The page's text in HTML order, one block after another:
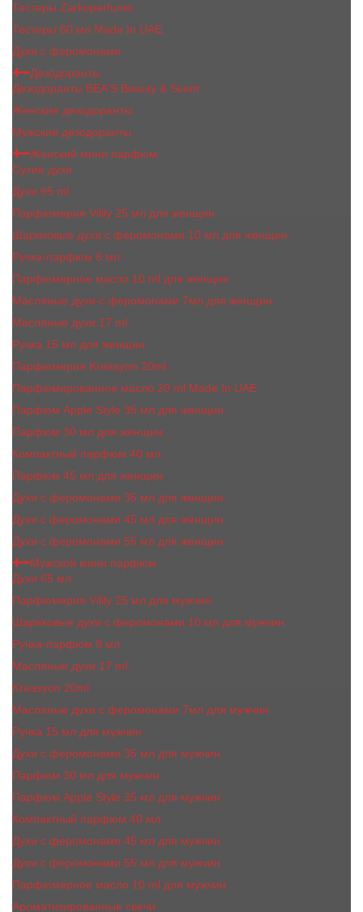
Тестеры Zarkoperfume
Тестеры 60 мл Made In UAE
Духи с феромонами
Дезодоранты
Дезодоранты BEA'S Beauty & Scent
Женские дезодоранты
Мужские дезодоранты
Женский мини парфюм
Сухие духи
Духи 65 ml
Парфюмерия Vilily 25 мл для женщин
Шариковые духи с феромонами 10 мл для женщин
Ручка-парфюм 8 мл
Парфюмерное масло 10 ml для женщин
Масляные духи c феромонами 7мл для женщин
Масляные духи 17 ml
Ручка 15 мл для женщин
Парфюмерия Kreasyon 20ml
Парфюмированное масло 20 ml Made In UAE
Парфюм Apple Style 35 мл для женщин
Парфюм 30 мл для женщин
Компактный парфюм 40 мл
Парфюм 45 мл для женщин
Духи с феромонами 35 мл для женщин
Духи с феромонами 45 мл для женщин
Духи с феромонами 55 мл для женщин
Мужской мини парфюм
Духи 65 мл
Парфюмерия Vilily 25 мл для мужчин
Шариковые духи с феромонами 10 мл для мужчин
Ручка-парфюм 8 мл
Масляные духи 17 ml
Kreasyon 20ml
Масляные духи c феромонами 7мл для мужчин
Ручка 15 мл для мужчин
Духи с феромонами 35 мл для мужчин
Парфюм 30 мл для мужчин
Парфюм Apple Style 35 мл для мужчин
Компактный парфюм 40 мл
Духи с феромонами 45 мл для мужчин
Духи с феромонами 55 мл для мужчин
Парфюмерное масло 10 ml для мужчин
Ароматизированные свечи